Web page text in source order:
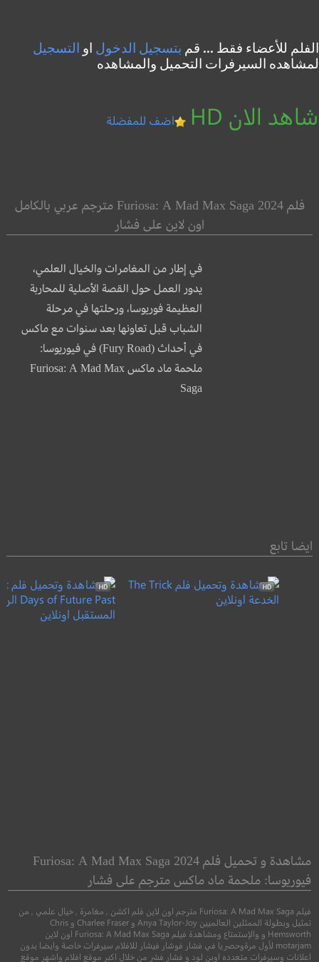
الفلم للأعضاء فقط ... قم بتسجيل الدخول او التسجيل
لمشاهده السيرفرات التحميل والمشاهده
شاهد الان HD اضف للمفضلة
فلم Furiosa: A Mad Max Saga 2024 مترجم عربي بالكامل
اون لاين على فشار
في إطار من المغامرات والخيال العلمي،
يدور العمل حول القصة الأصلية للمحاربة
العظيمة فوريوسا، ورحلتها في مرحلة
الشباب قبل تعاونها بعد سنوات مع ماكس
في أحداث (Fury Road) في فيوريوسا:
ملحمة ماد ماكس Furiosa: A Mad Max
Saga
ايضا تابع
الخدعة
الرجل X : ايام المستقبل
اكشن●مغامرة ●
مشاهدة و تحميل فلم Furiosa: A Mad Max Saga 2024
فيوريوسا: ملحمة ماد ماكس مترجم على فشار
فيلم Furiosa: A Mad Max Saga مترجم اون لاين فلم اكشن , مغامرة , خيال علمي , من
تمثيل وبطولة الممثلين العالميين Anya Taylor-Joy و Charlee Fraser و Chris
Hemsworth و والإستمتاع ومشاهدة فيلم Furiosa: A Mad Max Saga اون لاين
motarjam لأول مرةوحصريا في فشار فوشار فيشار للافلام سيرفرات خاصة وايضا بدون
اعلانات وسيرفرات متعدده اوبن لود و فشار فشر من خلال اكبر موقع افلام واشهر موقع